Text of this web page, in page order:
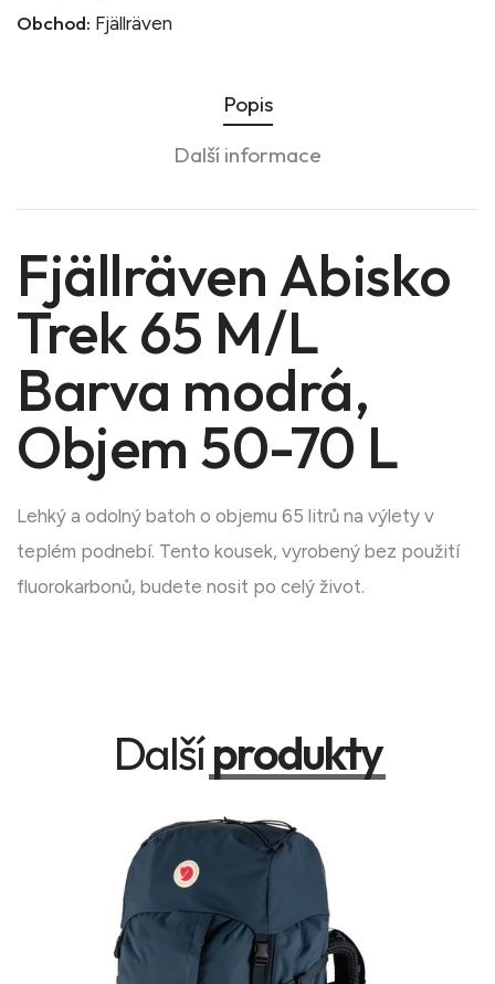
Obchod: Fjällräven
Popis
Další informace
Fjällräven Abisko
Trek 65 M/L
Barva modrá,
Objem 50-70 L
Lehký a odolný batoh o objemu 65 litrů na výlety v
teplém podnebí. Tento kousek, vyrobený bez použití
fluorokarbonů, budete nosit po celý život.
Dalšíprodukty